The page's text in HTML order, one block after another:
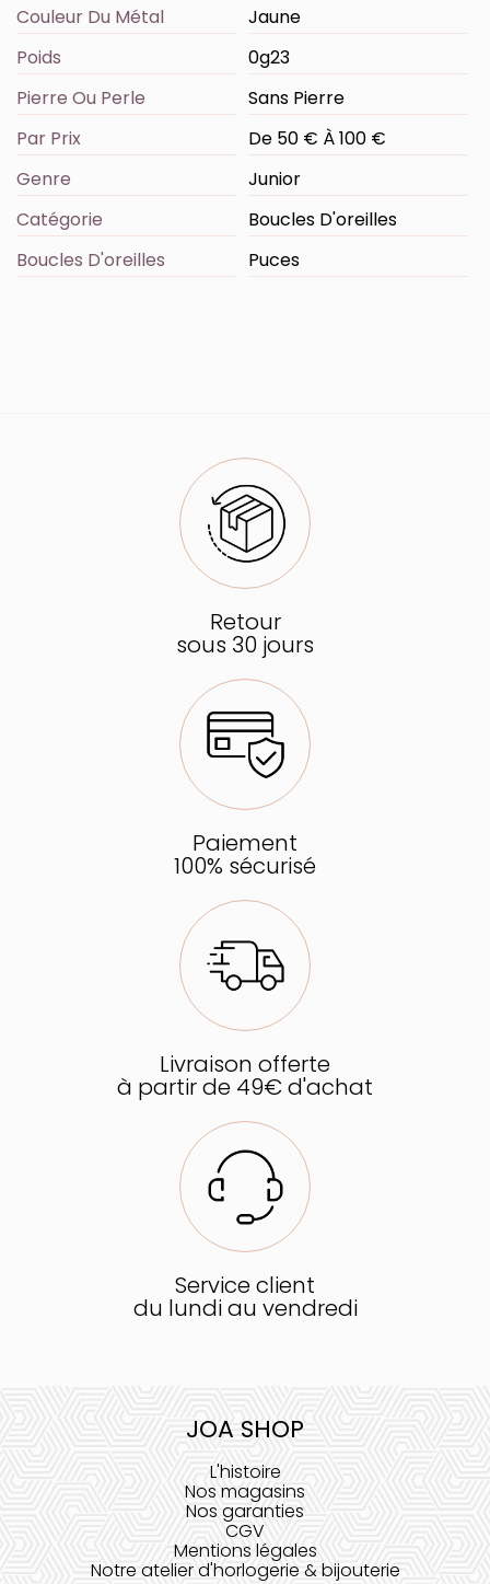
Couleur Du Métal
Jaune
Poids
0g23
Pierre Ou Perle
Sans Pierre
Par Prix
De 50 € À 100 €
Genre
Junior
Catégorie
Boucles D'oreilles
Boucles D'oreilles
Puces
Retour
sous 30 jours
Paiement
100% sécurisé
Livraison offerte
à partir de 49€ d'achat
Service client
du lundi au vendredi
JOA SHOP
L'histoire
Nos magasins
Nos garanties
CGV
Mentions légales
Notre atelier d'horlogerie & bijouterie